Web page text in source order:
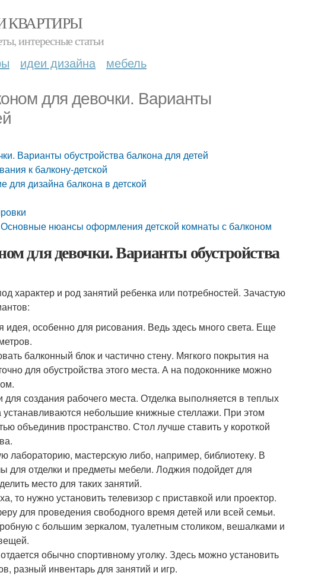
КВАРТИРЫ
интересные статьи
идеи дизайна мебель
для девочки. Варианты
Варианты обустройства балкона для детей
к балкону-детской
дизайна балкона в детской
нюансы оформления детской комнаты с балконом
для девочки. Варианты обустройства
характер и род занятий ребенка или потребностей. Зачастую
идея, особенно для рисования. Ведь здесь много света. Еще
балконный блок и частично стену. Мягкого покрытия на
для обустройства этого места. А на подоконнике можно
создания рабочего места. Отделка выполняется в теплых
небольшие книжные стеллажи. При этом
объединив пространство. Стол лучше ставить у короткой
лабораторию, мастерскую либо, например, библиотеку. В
для отделки и предметы мебели. Лоджия подойдет для
место для таких занятий.
то нужно установить телевизор с приставкой или проектор.
для проведения свободного время детей или всей семьи.
с большим зеркалом, туалетным столиком, вешалками и
обычно спортивному уголку. Здесь можно установить
разный инвентарь для занятий и игр.